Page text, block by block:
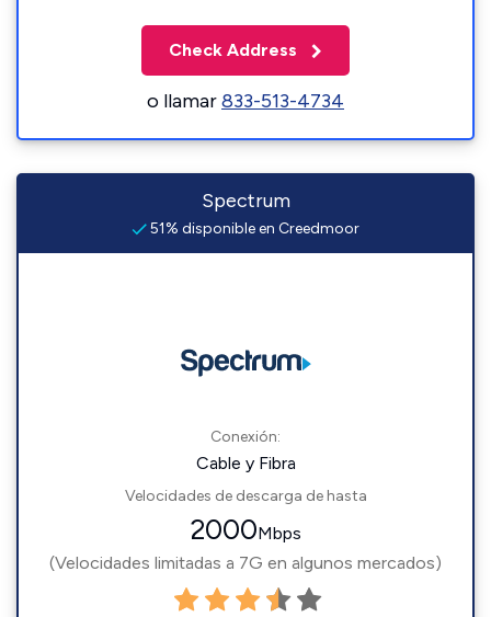
Check Address
o llamar833-513-4734
Spectrum
51% disponible en Creedmoor
Conexión:
Cable y Fibra
Velocidades de descarga de hasta
2000Mbps
(Velocidades limitadas a 7G en algunos mercados)